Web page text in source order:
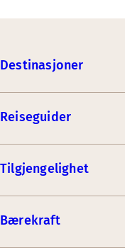
Destinasjoner
Reiseguider
Tilgjengelighet
Bærekraft